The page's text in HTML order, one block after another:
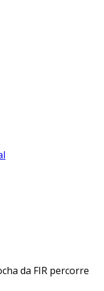
da FIR percorre